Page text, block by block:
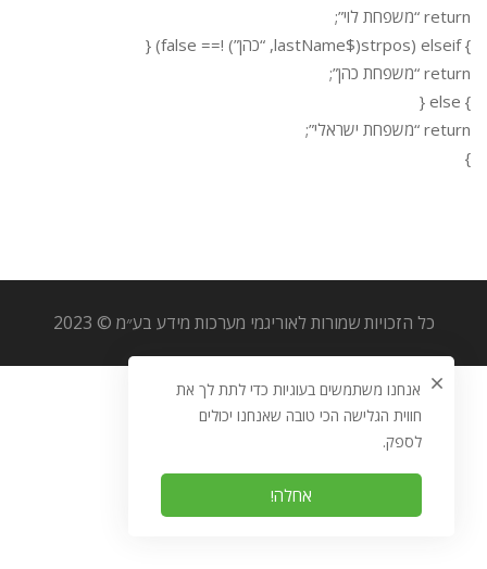
return “משפחת לוי”;
} elseif (strpos($lastName, “כהן”) !== false) {
return “משפחת כהן”;
} else {
return “משפחת ישראלי”;
}
כל הזכויות שמורות לאוריגמי מערכות מידע בע״מ © 2023
אנחנו משתמשים בעוגיות כדי לתת לך את
חווית הגלישה הכי טובה שאנחנו יכולים
לספק.
אחלה!